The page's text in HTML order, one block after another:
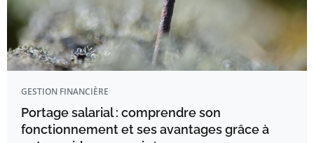
GESTION FINANCIÈRE
Portage salarial : comprendre son
fonctionnement et ses avantages grâce à